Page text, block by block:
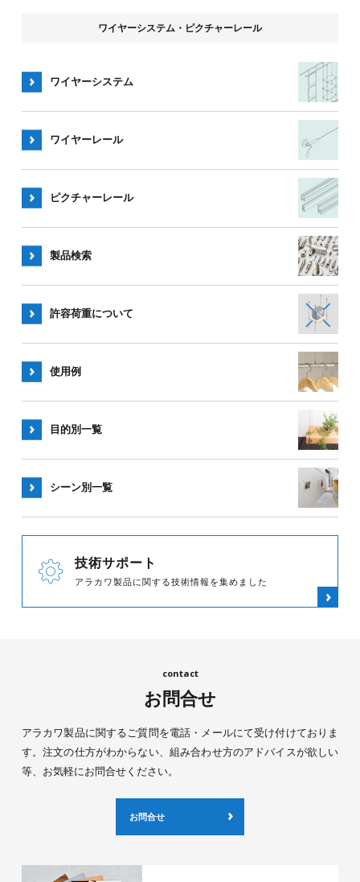
ワイヤーシステム・ピクチャーレール
ワイヤーシステム
ワイヤーレール
ピクチャーレール
製品検索
許容荷重について
使用例
目的別一覧
シーン別一覧
技術サポート
アラカワ製品に関する技術情報を集めました
お問合せ
アラカワ製品に関するご質問を電話・メールにて受け付けておりま
す。注文の仕方がわからない、組み合わせ方のアドバイスが欲しい
等、お気軽にお問合せください。
お問合せ